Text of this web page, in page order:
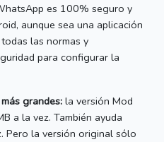
es 100% seguro y
aunque sea una aplicación
las normas y
para configurar la
grandes: la versión Mod
a la vez. También ayuda
Pero la versión original sólo